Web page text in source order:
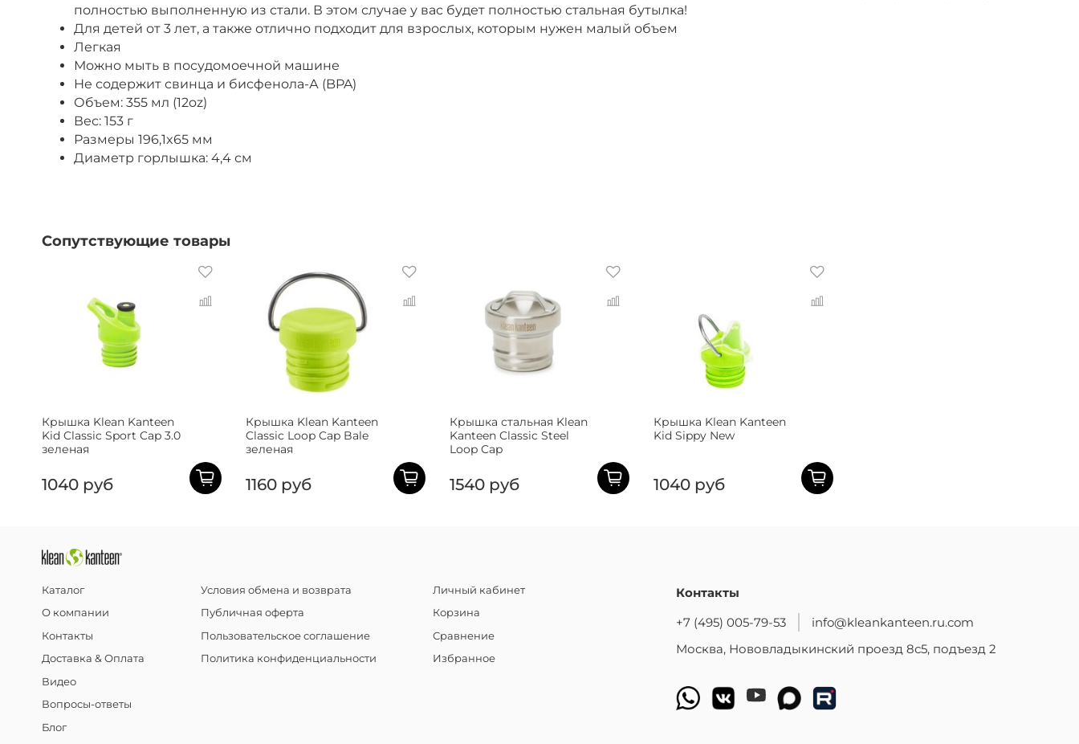
полностью выполненную из стали. В этом случае у вас будет полностью стальная бутылка!
Для детей от 3 лет, а также отлично подходит для взрослых, которым нужен малый объем
Легкая
Можно мыть в посудомоечной машине
Не содержит свинца и бисфенола-А (BPA)
Объем: 355 мл (12oz)
Вес: 153 г
Размеры 196,1x65 мм
Диаметр горлышка: 4,4 см
Сопутствующие товары
Крышка Klean Kanteen
Kid Classic Sport Cap 3.0
зеленая
1040 руб
Крышка Klean Kanteen
Classic Loop Cap Bale
зеленая
1160 руб
Крышка стальная Klean
Kanteen Classic Steel
Loop Cap
1540 руб
Крышка Klean Kanteen
Kid Sippy New
1040 руб
Каталог
О компании
Контакты
Доставка & Оплата
Видео
Вопросы-ответы
Блог
Условия обмена и возврата
Публичная оферта
Пользовательское соглашение
Политика конфиденциальности
Личный кабинет
Корзина
Сравнение
Избранное
Контакты
+7 (495) 005-79-53
info@kleankanteen.ru.com
Москва, Нововладыкинский проезд 8с5, подъезд 2